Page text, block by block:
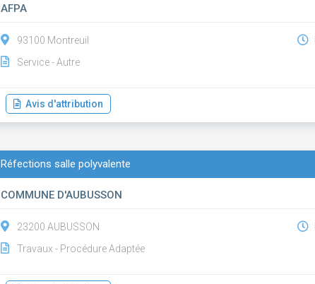
AFPA
93100 Montreuil
Service - Autre
Avis d'attribution
Réfections salle polyvalente
COMMUNE D'AUBUSSON
23200 AUBUSSON
Travaux - Procédure Adaptée